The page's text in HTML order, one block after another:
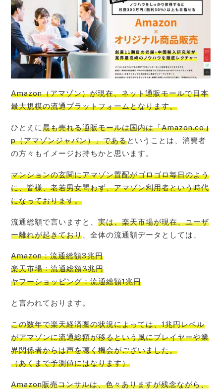
Amazon（アマゾン）が現在、ネット通販モールで日本
最大規模の流通プラットフォームとなります。
ひとえに最も売れる通販モールは国内は「Amazon.co.j
p（アマゾンジャパン）」であるということは、消費者
の方々もイメージお持ちかと思います。
マンションの玄関にアマゾン置配がゴロゴロ毎日のよう
に、皆様、老若男女問わず、アマゾン利用者という時代
になっております。
流通総額で言いますと、実は、楽天市場が現在、ユーザ
ー離れが起きており 、全体の流通額データとしては、
Amazon：流通総額3兆円
楽天市場：流通総額3兆円
ヤフーショッピング：流通総額1兆円
と言われております。
この数年で楽天経済圏の状況によっては、1兆円レベル
がアマゾンに流通総額が移るという風にプレイヤーや業
界関係者からは声を聴く機会がございました。
（あくまで予測値にはなります）
Amazon販売コンサルは、色々ありますが残念ながら、